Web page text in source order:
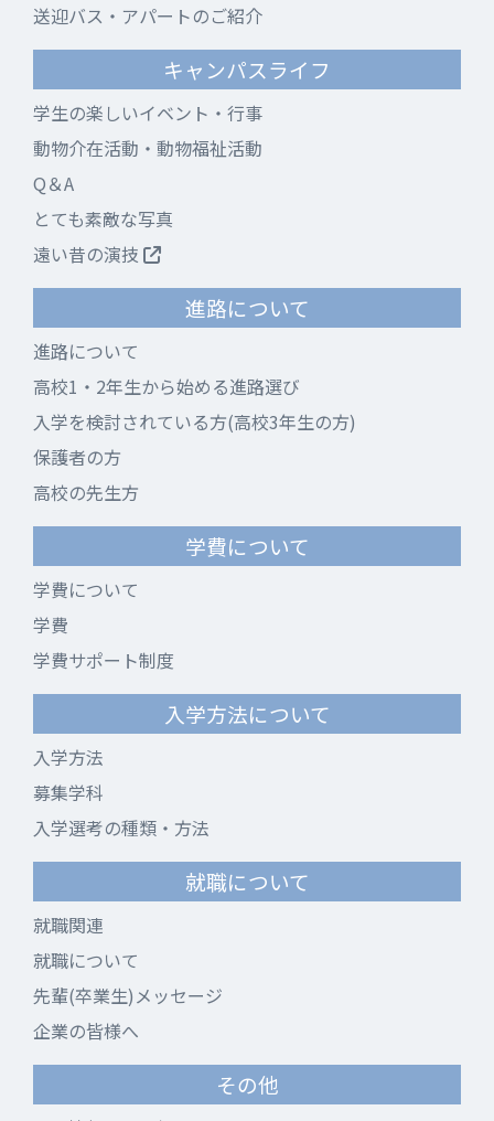
送迎バス・アパートのご紹介
キャンパスライフ
学生の楽しいイベント・行事
動物介在活動・動物福祉活動
Q＆A
とても素敵な写真
遠い昔の演技
進路について
進路について
高校1・2年生から始める進路選び
入学を検討されている方(高校3年生の方)
保護者の方
高校の先生方
学費について
学費について
学費
学費サポート制度
入学方法について
入学方法
募集学科
入学選考の種類・方法
就職について
就職関連
就職について
先輩(卒業生)メッセージ
企業の皆様へ
その他